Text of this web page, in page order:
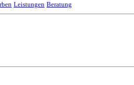
Leistungen Beratung